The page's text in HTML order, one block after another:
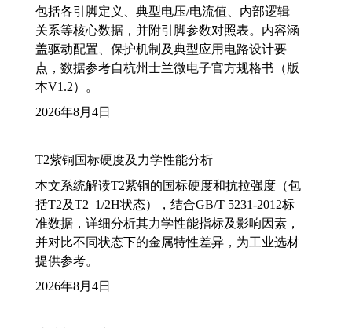
包括各引脚定义、典型电压/电流值、内部逻辑
关系等核心数据，并附引脚参数对照表。内容涵
盖驱动配置、保护机制及典型应用电路设计要
点，数据参考自杭州士兰微电子官方规格书（版
本V1.2）。
2026年8月4日
T2紫铜国标硬度及力学性能分析
本文系统解读T2紫铜的国标硬度和抗拉强度（包
括T2及T2_1/2H状态），结合GB/T 5231-2012标
准数据，详细分析其力学性能指标及影响因素，
并对比不同状态下的金属特性差异，为工业选材
提供参考。
2026年8月4日